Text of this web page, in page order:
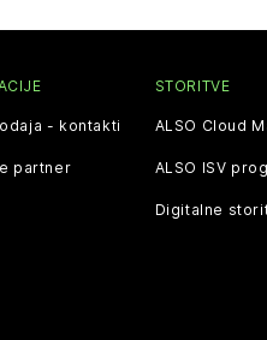
- kontakti
partner
STORITVE
ALSO Cloud
ALSO ISV
Digitalne